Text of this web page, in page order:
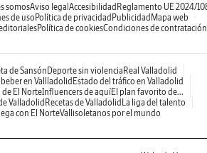
somosAviso legalAccesibilidadReglamento UE 2024/
de usoPolítica de privacidadPublicidadMapa web
Política de cookiesCondiciones de contratación
de SansónDeporte sin violenciaReal Valladolid
en VallladolidEstado del tráfico en Valladolid
de El NorteInfluencers de aquíEl plan favorito de...
ValladolidRecetas de ValladolidLa liga del talento
con El NorteVallisoletanos por el mundo